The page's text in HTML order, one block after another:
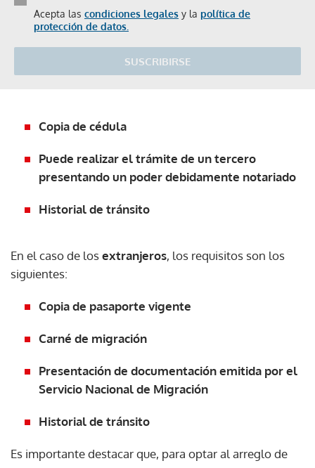
Acepta las condiciones legales y la política de
protección de datos.
SUSCRIBIRSE
Copia de cédula
Puede realizar el trámite de un tercero
presentando un poder debidamente notariado
Historial de tránsito
En el caso de losextranjeros, los requisitos son los
siguientes:
Copia de pasaporte vigente
Carné de migración
Presentación de documentación emitida por el
Servicio Nacional de Migración
Historial de tránsito
Es importante destacar que, para optar al arreglo de